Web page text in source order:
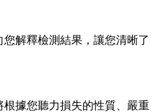
解釋檢測結果，讓您清晰了
據您聽力損失的性質、嚴重